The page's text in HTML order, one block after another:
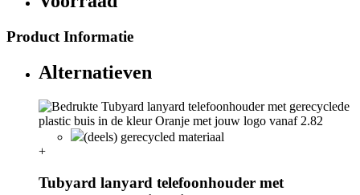
Product Informatie
Alternatieven
(deels) gerecycled materiaal
+
Tubyard lanyard telefoonhouder met